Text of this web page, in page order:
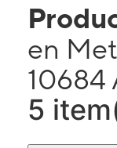
en
10684
5